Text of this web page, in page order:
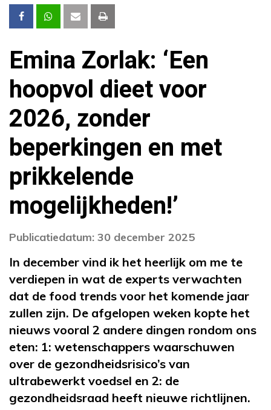
Emina Zorlak: ‘Een
hoopvol dieet voor
2026, zonder
beperkingen en met
prikkelende
mogelijkheden!’
Publicatiedatum: 30 december 2025
In december vind ik het heerlijk om me te
verdiepen in wat de experts verwachten
dat de food trends voor het komende jaar
zullen zijn. De afgelopen weken kopte het
nieuws vooral 2 andere dingen rondom ons
eten: 1: wetenschappers waarschuwen
over de gezondheidsrisico’s van
ultrabewerkt voedsel en 2: de
gezondheidsraad heeft nieuwe richtlijnen.